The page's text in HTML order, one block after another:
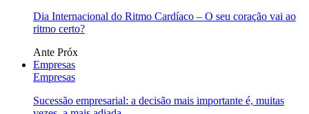
Dia Internacional do Ritmo Cardíaco – O seu coração vai ao
ritmo certo?
Ante Próx
Empresas
Empresas
Sucessão empresarial: a decisão mais importante é, muitas